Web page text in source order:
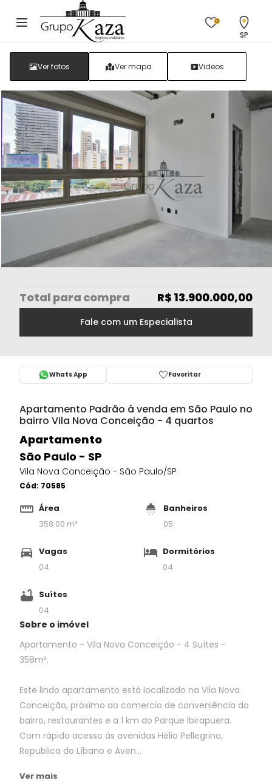
0
SP
Ver fotos Ver mapa Videos
Apartamento Padrão à venda em São Paulo no
bairro Vila Nova Conceição - 4 quartos
Apartamento
São Paulo - SP
Vila Nova Conceição - São Paulo/SP
Cód: 70585
Área
358.00 m²
Banheiros
05
Vagas
04
Dormitórios
04
Suítes
04
Sobre o imóvel
Apartamento - Vila Nova Conceição - 4 Suítes -
358m².
Este lindo apartamento está localizado na Vila Nova
Conceição, próximo ao comercio de conveniência do
bairro, restaurantes e a 1 km do Parque Ibirapuera.
Com rápido acesso ás avenidas Hélio Pellegrino,
Republica do Líbano e Aven...
Ver mais
Total para compra R$ 13.900.000,00
Fale com um Especialista
Whats App Favoritar